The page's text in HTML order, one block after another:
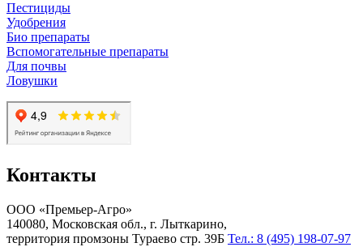
Пестициды
Удобрения
Био препараты
Вспомогательные препараты
Для почвы
Ловушки
Контакты
ООО «Премьер-Агро»
140080, Московская обл., г. Лыткарино,
территория промзоны Тураево стр. 39Б Тел.: 8 (495) 198-07-97